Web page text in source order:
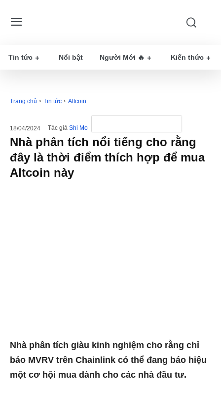
Tin tức Nổi bật Người Mới 🔥 Kiến thức
Trang chủ Tin tức Altcoin
18/04/2024 Tác giả Shi Mo
Nhà phân tích nổi tiếng cho rằng
đây là thời điểm thích hợp để mua
Altcoin này
Nhà phân tích giàu kinh nghiệm cho rằng chỉ
báo MVRV trên Chainlink có thể đang báo hiệu
một cơ hội mua dành cho các nhà đầu tư.